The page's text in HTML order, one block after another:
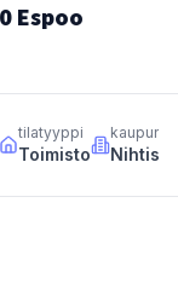
Espoo
tilatyyppi
Toimisto